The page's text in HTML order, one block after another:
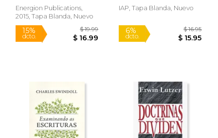
50%
Fiorella J.
Energion Publications,
2015, Tapa Blanda, Nuevo
IAP, Tapa Blanda, Nuevo